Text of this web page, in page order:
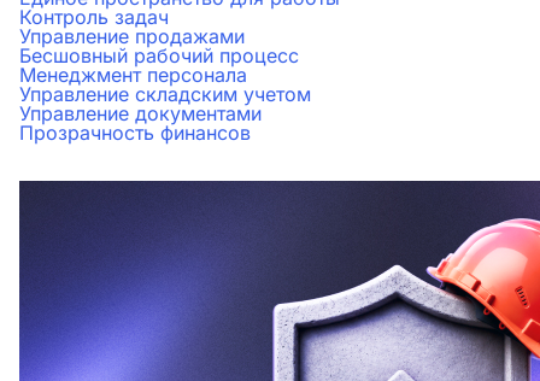
Контроль задач
Управление продажами
Бесшовный рабочий процесс
Менеджмент персонала
Управление складским учетом
Управление документами
Прозрачность финансов